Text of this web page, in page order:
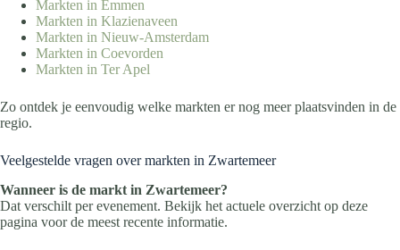
Markten in Emmen
Markten in Klazienaveen
Markten in Nieuw-Amsterdam
Markten in Coevorden
Markten in Ter Apel
Zo ontdek je eenvoudig welke markten er nog meer plaatsvinden in de
regio.
Veelgestelde vragen over markten in Zwartemeer
Wanneer is de markt in Zwartemeer?
Dat verschilt per evenement. Bekijk het actuele overzicht op deze
pagina voor de meest recente informatie.